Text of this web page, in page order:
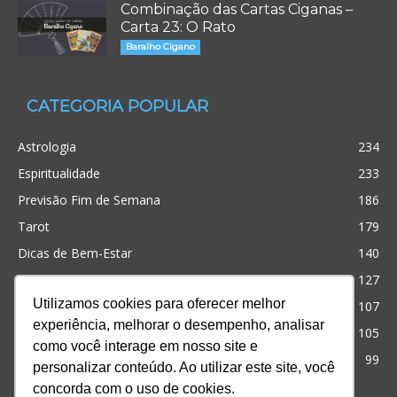
Utilizamos cookies para oferecer melhor
experiência, melhorar o desempenho, analisar
como você interage em nosso site e
personalizar conteúdo. Ao utilizar este site, você
concorda com o uso de cookies.
Combinação das Cartas Ciganas –
Carta 23: O Rato
Baralho Cigano
CATEGORIA POPULAR
Astrologia
234
Espiritualidade
233
Previsão Fim de Semana
186
Tarot
179
Dicas de Bem-Estar
140
Cristianismo
127
Simpatias
107
Significado dos sonhos
105
99